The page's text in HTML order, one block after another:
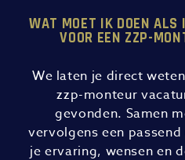
WAT MOET IK DOEN ALS
VOOR EEN ZZP-
We laten je direct
zzp-monteur
gevonden. Samen
vervolgens een
je ervaring, wensen en